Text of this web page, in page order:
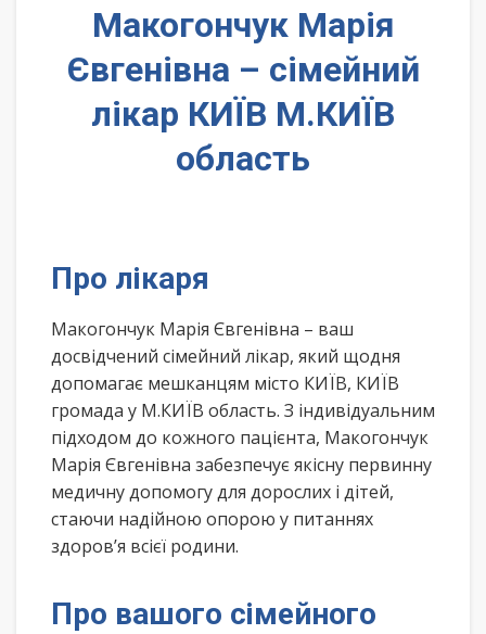
Макогончук Марія
Євгенівна – сімейний
лікар КИЇВ М.КИЇВ
область
Про лікаря
Макогончук Марія Євгенівна – ваш
досвідчений сімейний лікар, який щодня
допомагає мешканцям місто КИЇВ, КИЇВ
громада у М.КИЇВ область. З індивідуальним
підходом до кожного пацієнта, Макогончук
Марія Євгенівна забезпечує якісну первинну
медичну допомогу для дорослих і дітей,
стаючи надійною опорою у питаннях
здоров’я всієї родини.
Про вашого сімейного